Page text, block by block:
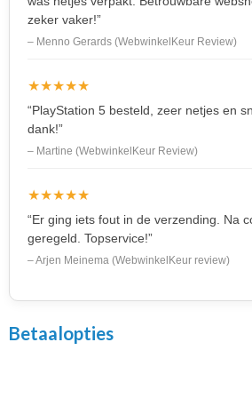
zeker vaker!”
– Menno Gerards (WebwinkelKeur Review)
★★★★★
“PlayStation 5 besteld, zeer netjes en
dank!”
– Martine (WebwinkelKeur Review)
★★★★★
“Er ging iets fout in de verzending. Na
geregeld. Topservice!”
– Arjen Meinema (WebwinkelKeur review)
Betaalopties